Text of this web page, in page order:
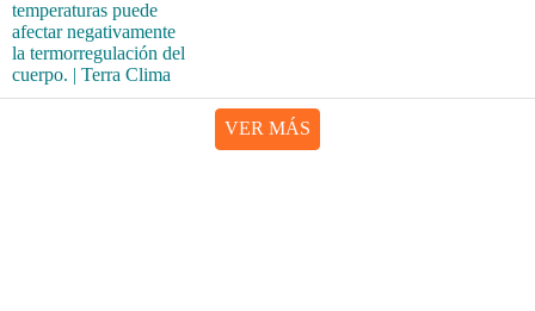
VER MÁS